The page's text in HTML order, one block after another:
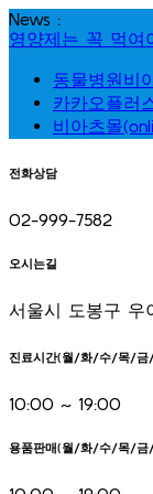
Skip
to
News :
영양제는 꼭 먹여
동물병원비
카카오플러
비아츠몰
전화상담
02-999-7582
오시는길
서울시 도봉구 우
진료시간(월/화/수/목/금
10:00 ~ 19:00
용품판매(월/화/수/목/금